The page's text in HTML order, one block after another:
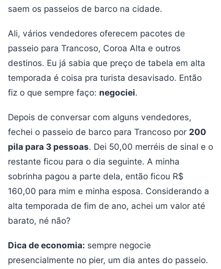
saem os passeios de barco na cidade.
Ali, vários vendedores oferecem pacotes de
passeio para Trancoso, Coroa Alta e outros
destinos. Eu já sabia que preço de tabela em alta
temporada é coisa pra turista desavisado. Então
fiz o que sempre faço: negociei.
Depois de conversar com alguns vendedores,
fechei o passeio de barco para Trancoso por 200
pila para 3 pessoas. Dei 50,00 merréis de sinal e o
restante ficou para o dia seguinte. A minha
sobrinha pagou a parte dela, então ficou R$
160,00 para mim e minha esposa. Considerando a
alta temporada de fim de ano, achei um valor até
barato, né não?
Dica de economia: sempre negocie
presencialmente no pier, um dia antes do passeio.